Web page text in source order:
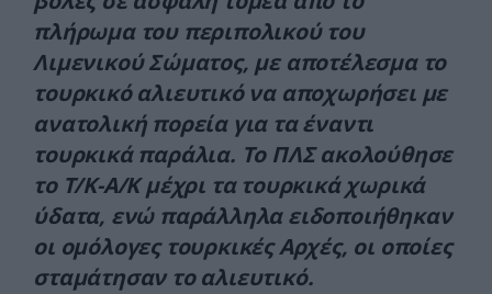
πλήρωμα του περιπολικού του
Λιμενικού Σώματος, με αποτέλεσμα το
τουρκικό αλιευτικό να αποχωρήσει με
ανατολική πορεία για τα έναντι
τουρκικά παράλια. Το ΠΛΣ ακολούθησε
το Τ/Κ-Α/Κ μέχρι τα τουρκικά χωρικά
ύδατα, ενώ παράλληλα ειδοποιήθηκαν
οι ομόλογες τουρκικές Αρχές, οι οποίες
σταμάτησαν το αλιευτικό.